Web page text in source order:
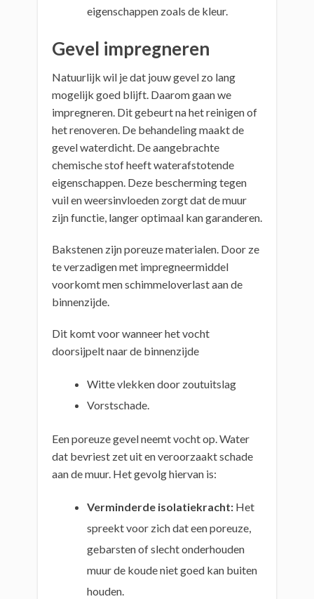
eigenschappen zoals de kleur.
Gevel impregneren
Natuurlijk wil je dat jouw gevel zo lang
mogelijk goed blijft. Daarom gaan we
impregneren. Dit gebeurt na het reinigen of
het renoveren. De behandeling maakt de
gevel waterdicht. De aangebrachte
chemische stof heeft waterafstotende
eigenschappen. Deze bescherming tegen
vuil en weersinvloeden zorgt dat de muur
zijn functie, langer optimaal kan garanderen.
Bakstenen zijn poreuze materialen. Door ze
te verzadigen met impregneermiddel
voorkomt men schimmeloverlast aan de
binnenzijde.
Dit komt voor wanneer het vocht
doorsijpelt naar de binnenzijde
Witte vlekken door zoutuitslag
Vorstschade.
Een poreuze gevel neemt vocht op. Water
dat bevriest zet uit en veroorzaakt schade
aan de muur. Het gevolg hiervan is:
Verminderde isolatiekracht: Het
spreekt voor zich dat een poreuze,
gebarsten of slecht onderhouden
muur de koude niet goed kan buiten
houden.